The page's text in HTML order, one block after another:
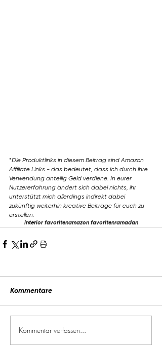
*Die Produktlinks in diesem Beitrag sind Amazon
Affiliate Links - das bedeutet, dass ich durch ihre
Verwendung anteilig Geld verdiene. In eurer
Nutzererfahrung ändert sich dabei nichts, ihr
unterstützt mich allerdings indirekt dabei
zukünftig weiterhin kreative Beiträge für euch zu
erstellen.
interior favoritenamazon favoritenramadan
Kommentare
Kommentar verfassen...